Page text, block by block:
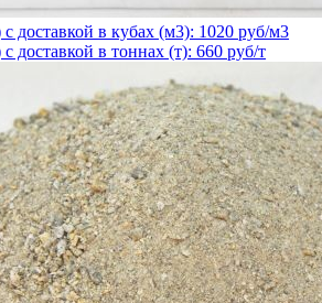
доставкой в кубах (м3): 1020 руб/м3
доставкой в тоннах (т): 660 руб/т